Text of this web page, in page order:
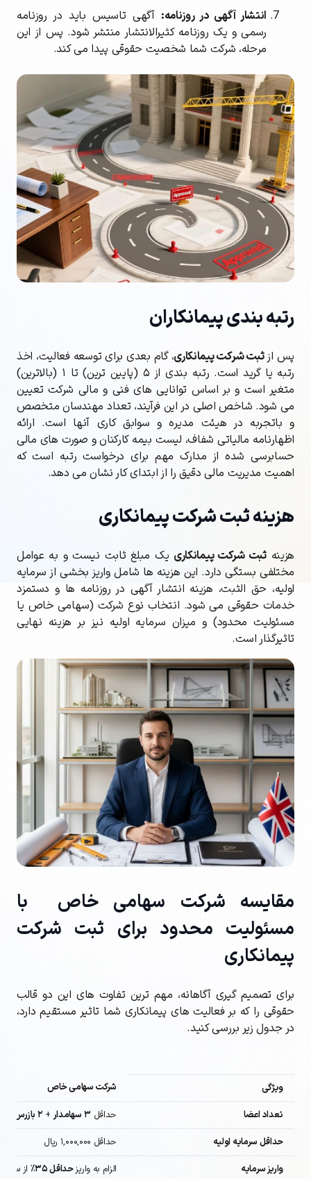
انتشار آگهی در روزنامه: آگهی تاسیس باید در روزنامه
رسمی و یک روزنامه کثیرالانتشار منتشر شود. پس از این
مرحله، شرکت شما شخصیت حقوقی پیدا می کند.
رتبه بندی پیمانکاران
پس ازثبت شرکت پیمانکاری، گام بعدی برای توسعه فعالیت، اخذ
رتبه یا گرید است. رتبه بندی از ۵ (پایین ترین) تا ۱ (بالاترین)
متغیر است و بر اساس توانایی های فنی و مالی شرکت تعیین
می شود. شاخص اصلی در این فرآیند، تعداد مهندسان متخصص
و باتجربه در هیئت مدیره و سوابق کاری آنها است. ارائه
اظهارنامه مالیاتی شفاف، لیست بیمه کارکنان و صورت های مالی
حسابرسی شده از مدارک مهم برای درخواست رتبه است که
اهمیت مدیریت مالی دقیق را از ابتدای کار نشان می دهد.
هزینه ثبت شرکت پیمانکاری
هزینهثبت شرکت پیمانکاری یک مبلغ ثابت نیست و به عوامل
مختلفی بستگی دارد. این هزینه ها شامل واریز بخشی از سرمایه
اولیه، حق الثبت، هزینه انتشار آگهی در روزنامه ها و دستمزد
خدمات حقوقی می شود. انتخاب نوع شرکت (سهامی خاص یا
مسئولیت محدود) و میزان سرمایه اولیه نیز بر هزینه نهایی
تاثیرگذار است.
مقایسه شرکت سهامی خاص با
مسئولیت محدود برای ثبت شرکت
پیمانکاری
برای تصمیم گیری آگاهانه، مهم ترین تفاوت های این دو قالب
حقوقی را که بر فعالیت های پیمانکاری شما تاثیر مستقیم دارد،
در جدول زیر بررسی کنید.
ویژگی
شرکت سهامی خاص
تعداد اعضا
حداقل ۳ سهامدار + ۲ بازرس
حداقل سرمایه اولیه
حداقل ۱,۰۰۰,۰۰۰ ریال
واریز سرمایه
الزام به واریزحداقل۳۵٪ از
کد ارسال شده را وارد کنید
ویرایش شماره موبایل
دریافت مجدد کد: 00:59